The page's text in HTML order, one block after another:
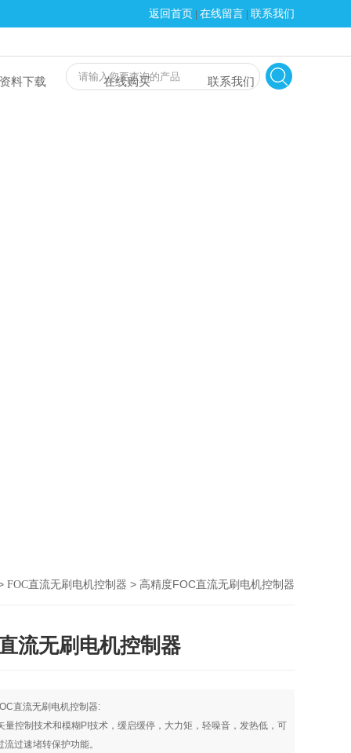
返回首页 在线留言 联系我们
资料下载 在线购买 联系我们
FOC直流无刷电机控制器 > 高精度FOC直流无刷电机控制器
流无刷电机控制器
直流无刷电机控制器:
控制技术和模糊PI技术，缓启缓停，大力矩，轻噪音，发热低，可
过速堵转保护功能。